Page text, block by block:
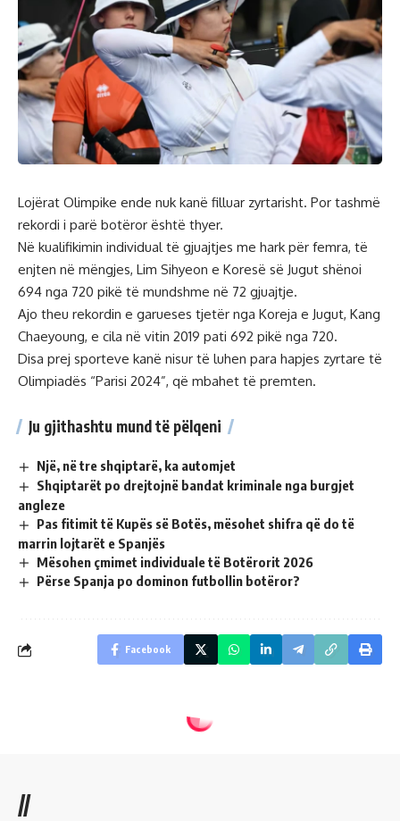
Lojërat Olimpike ende nuk kanë filluar zyrtarisht. Por tashmë
rekordi i parë botëror është thyer.
Në kualifikimin individual të gjuajtjes me hark për femra, të
enjten në mëngjes, Lim Sihyeon e Koresë së Jugut shënoi
694 nga 720 pikë të mundshme në 72 gjuajtje.
Ajo theu rekordin e garueses tjetër nga Koreja e Jugut, Kang
Chaeyoung, e cila në vitin 2019 pati 692 pikë nga 720.
Disa prej sporteve kanë nisur të luhen para hapjes zyrtare të
Olimpiadës “Parisi 2024”, që mbahet të premten.
Ju gjithashtu mund të pëlqeni
Një, në tre shqiptarë, ka automjet
Shqiptarët po drejtojnë bandat kriminale nga burgjet
angleze
Pas fitimit të Kupës së Botës, mësohet shifra që do të
marrin lojtarët e Spanjës
Mësohen çmimet individuale të Botërorit 2026
Përse Spanja po dominon futbollin botëror?
Facebook
//